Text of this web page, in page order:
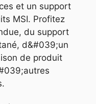
et un support
MSI. Profitez
du support
d&#039;un
de produit